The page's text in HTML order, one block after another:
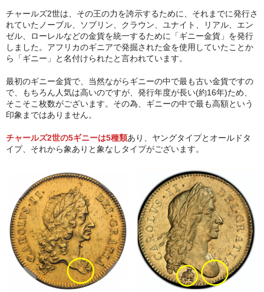
チャールズ2世は、その王の力を誇示するために、それまでに発行さ
れていたノーブル、ソブリン、クラウン、ユナイト、リアル、エン
ゼル、ローレルなどの金貨を統一するために「ギニー金貨」を発行
しました。アフリカのギニアで発掘された金を使用していたことか
ら「ギニー」と名付けられたと言われています。
最初のギニー金貨で、当然ながらギニーの中で最も古い金貨ですの
で、もちろん人気は高いのですが、発行年度が長い(約16年)ため、
そこそこ枚数がございます。その為、ギニーの中で最も高額という
印象まではありません。
チャールズ2世の5ギニーは5種類あり、ヤングタイプとオールドタ
イプ、それから象ありと象なしタイプがございます。